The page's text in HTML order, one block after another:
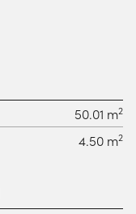
50.01 m2
4.50 m2